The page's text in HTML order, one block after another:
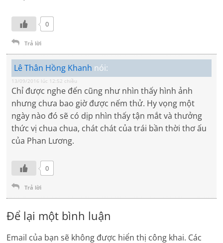
0
Trả lời
Lê Thân Hồng Khanh nói:
13/09/2016 lúc 12:52 chiều
Chỉ được nghe đến cũng như nhìn thấy hình ảnh
nhưng chưa bao giờ được nếm thử. Hy vọng một
ngày nào đó sẽ có dịp nhìn thấy tận mắt và thưởng
thức vị chua chua, chát chát của trái bần thời thơ ấu
của Phan Lương.
0
Trả lời
Để lại một bình luận
Email của bạn sẽ không được hiển thị công khai. Các